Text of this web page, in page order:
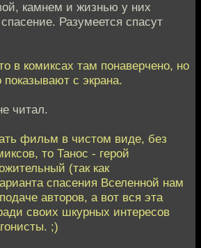
камнем и жизнью у них
Разумеется спасут
в комиксах там понаверчено, но
с экрана.
читал.
фильм в чистом виде, без
то Танос - герой
(так как
спасения Вселенной нам
авторов, а вот вся эта
своих шкурных интересов
;)